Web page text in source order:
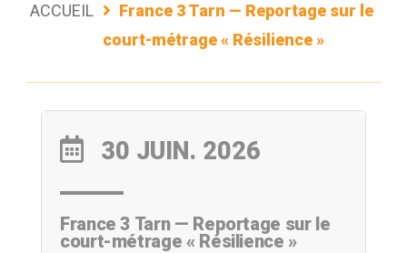
ACCUEIL
France 3 Tarn — Reportage sur le
court-métrage « Résilience »
30 JUIN. 2026
France 3 Tarn — Reportage sur le
court-métrage « Résilience »